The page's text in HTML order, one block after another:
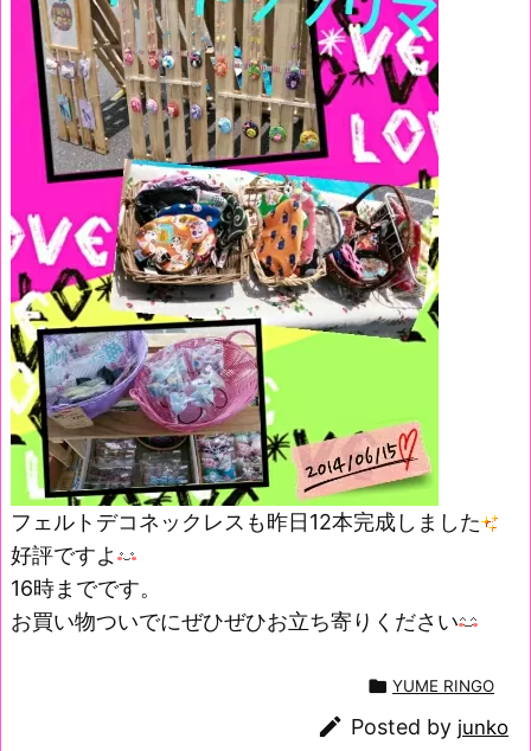
フェルトデコネックレスも昨日12本完成しました
好評ですよ
16時までです。
お買い物ついでにぜひぜひお立ち寄りください
 YUME RINGO
 Posted by junko